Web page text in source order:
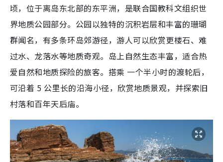
顷，位于离岛东北部的东平洲，是联合国教科文组织世
界地质公园部分。公园以独特的沉积岩层和丰富的珊瑚
群闻名，有多条环岛郊游径，游人可以欣赏更楼石、难
过水、龙落水等地质奇观。岛上自然生态丰富，适合热
爱自然和地质探险的旅客。搭乘 一个半小时的渡轮后，
可沿着 5 公里长的沿海小径，欣赏地质景观，并探索旧
村落和百年天后庙。